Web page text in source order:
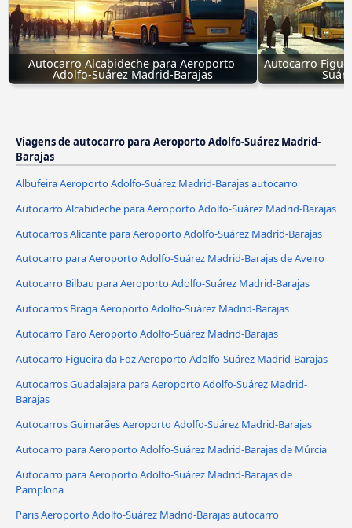
Autocarro Alcabideche para Aeroporto
Adolfo-Suárez Madrid-Barajas
Autocarro
Viagens de autocarro para Aeroporto Adolfo-Suárez Madrid-
Barajas
Albufeira Aeroporto Adolfo-Suárez Madrid-Barajas autocarro
Autocarro Alcabideche para Aeroporto Adolfo-Suárez Madrid-Barajas
Autocarros Alicante para Aeroporto Adolfo-Suárez Madrid-Barajas
Autocarro para Aeroporto Adolfo-Suárez Madrid-Barajas de Aveiro
Autocarro Bilbau para Aeroporto Adolfo-Suárez Madrid-Barajas
Autocarros Braga Aeroporto Adolfo-Suárez Madrid-Barajas
Autocarro Faro Aeroporto Adolfo-Suárez Madrid-Barajas
Autocarro Figueira da Foz Aeroporto Adolfo-Suárez Madrid-Barajas
Autocarros Guadalajara para Aeroporto Adolfo-Suárez Madrid-
Barajas
Autocarros Guimarães Aeroporto Adolfo-Suárez Madrid-Barajas
Autocarro para Aeroporto Adolfo-Suárez Madrid-Barajas de Múrcia
Autocarro para Aeroporto Adolfo-Suárez Madrid-Barajas de
Pamplona
Paris Aeroporto Adolfo-Suárez Madrid-Barajas autocarro